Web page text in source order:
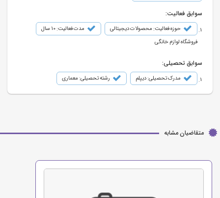
سوابق فعالیت:
حوزه فعالیت: محصولات دیجیتالی
مدت فعالیت: 10 سال
فروشگاه لوازم خانگی
سوابق تحصیلی:
مدرک تحصیلی: دیپلم رشته تحصیلی: معماری
متقاضیان مشابه